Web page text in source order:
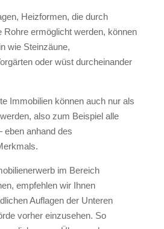
Heizformen, die durch
Rohre ermöglicht werden, können
wie Steinzäune,
oder wüst durcheinander
Immobilien können auch nur als
also zum Beispiel alle
eben anhand des
im Bereich
empfehlen wir Ihnen
Auflagen der Unteren
vorher einzusehen. So